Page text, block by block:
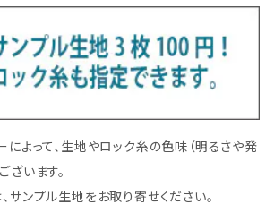
によって、生地やロック糸の色味（明るさや発
ざいます。
サンプル生地をお取り寄せください。